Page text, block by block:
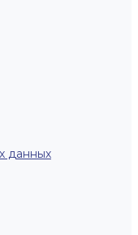
данных